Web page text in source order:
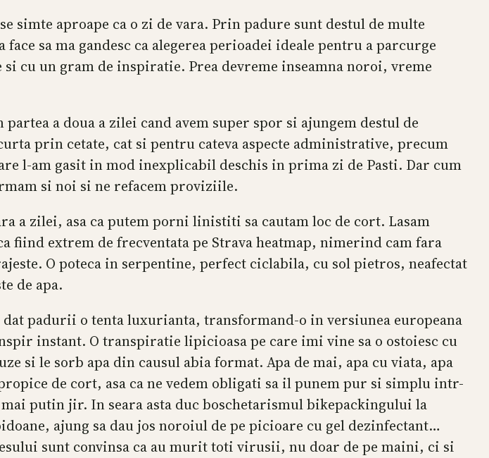
simte aproape ca o zi de vara. Prin padure sunt destul de multe
sa ma gandesc ca alegerea perioadei ideale pentru a parcurge
cu un gram de inspiratie. Prea devreme inseamna noroi, vreme
a doua a zilei cand avem super spor si ajungem destul de
prin cetate, cat si pentru cateva aspecte administrative, precum
l-am gasit in mod inexplicabil deschis in prima zi de Pasti. Dar cum
si noi si ne refacem proviziile.
a zilei, asa ca putem porni linistiti sa cautam loc de cort. Lasam
fiind extrem de frecventata pe Strava heatmap, nimerind cam fara
O poteca in serpentine, perfect ciclabila, cu sol pietros, neafectat
de apa.
padurii o tenta luxurianta, transformand-o in versiunea europeana
instant. O transpiratie lipicioasa pe care imi vine sa o ostoiesc cu
si le sorb apa din causul abia format. Apa de mai, apa cu viata, apa
de cort, asa ca ne vedem obligati sa il punem pur si simplu intr-
putin jir. In seara asta duc boschetarismul bikepackingului la
ajung sa dau jos noroiul de pe picioare cu gel dezinfectant…
sunt convinsa ca au murit toti virusii, nu doar de pe maini, ci si